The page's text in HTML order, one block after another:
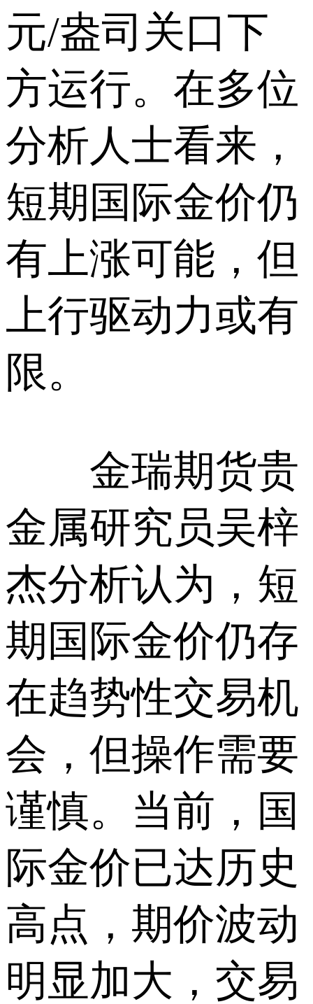
元/盎司关口下
方运行。在多位
分析人士看来，
短期国际金价仍
有上涨可能，但
上行驱动力或有
限。
金瑞期货贵
金属研究员吴梓
杰分析认为，短
期国际金价仍存
在趋势性交易机
会，但操作需要
谨慎。当前，国
际金价已达历史
高点，期价波动
明显加大，交易